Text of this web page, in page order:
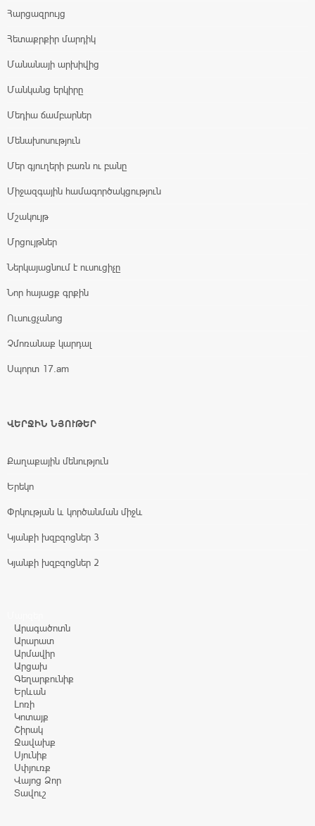
Հարցազրույց
Հետաքրքիր մարդիկ
Մանանայի արխիվից
Մանկանց երկիրը
Մեդիա ճամբարներ
Մենախոսություն
Մեր գյուղերի բառն ու բանը
Միջազգային համագործակցություն
Մշակույթ
Մրցույթներ
Ներկայացնում է ուսուցիչը
Նոր հայացք գրքին
Ուսուցչանոց
Չմոռանաք կարդալ
Սպորտ 17.am
ՎԵՐՋԻՆ ՆՅՈՒԹԵՐ
Քաղաքային մենություն
Երեկո
Փրկության և կործանման միջև
Կյանքի խզբզոցներ 3
Կյանքի խզբզոցներ 2
Արագածոտն
Արարատ
Արմավիր
Արցախ
Գեղարքունիք
Երևան
Լոռի
Կոտայք
Շիրակ
Ջավախք
Սյունիք
Սփյուռք
Վայոց Ձոր
Տավուշ